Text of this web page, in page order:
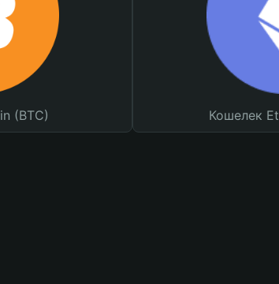
(BTC) Кошелек